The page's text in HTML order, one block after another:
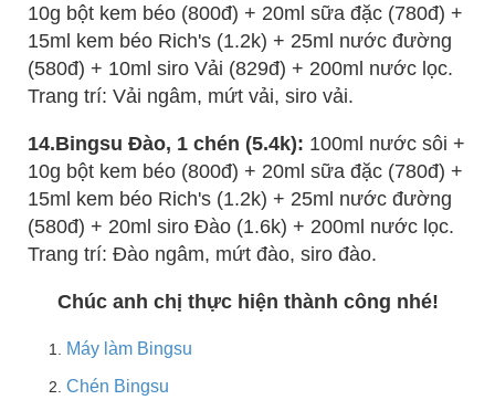
10g bột kem béo (800đ) + 20ml sữa đặc (780đ) +
15ml kem béo Rich's (1.2k) + 25ml nước đường
(580đ) + 10ml siro Vải (829đ) + 200ml nước lọc.
Trang trí: Vải ngâm, mứt vải, siro vải.
14.Bingsu Đào, 1 chén (5.4k): 100ml nước sôi +
10g bột kem béo (800đ) + 20ml sữa đặc (780đ) +
15ml kem béo Rich's (1.2k) + 25ml nước đường
(580đ) + 20ml siro Đào (1.6k) + 200ml nước lọc.
Trang trí: Đào ngâm, mứt đào, siro đào.
Chúc anh chị thực hiện thành công nhé!
Máy làm Bingsu
Chén Bingsu